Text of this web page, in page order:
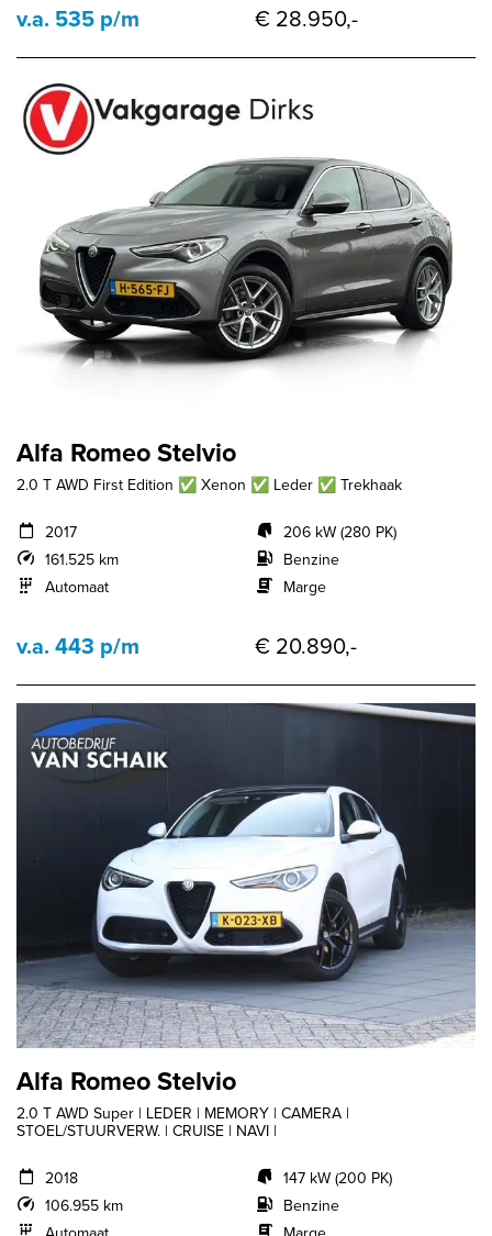
v.a. 535 p/m € 28.950,-
Alfa Romeo Stelvio
2.0 T AWD First Edition ✅ Xenon ✅ Leder ✅ Trekhaak
2017
161.525 km
Automaat
206 kW (280 PK)
Benzine
Marge
v.a. 443 p/m € 20.890,-
Alfa Romeo Stelvio
2.0 T AWD Super | LEDER | MEMORY | CAMERA |
STOEL/STUURVERW. | CRUISE | NAVI |
2018
106.955 km
147 kW (200 PK)
Benzine